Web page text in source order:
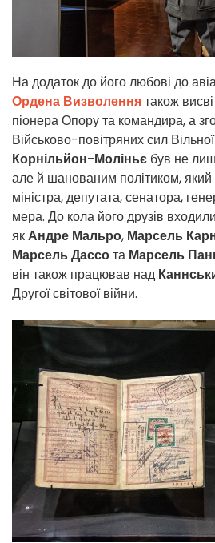
На додаток до його любові до
Ордена Визволеннятакож
піонера Опору та командира, а
Військово-повітряних сил
Корнільйон-Моліньє був не
але й шанованим політиком,
міністра, депутата, сенатора,
мера. До кола його друзів входили
якАндре Мальро, Марсель
Марсель Дассота Марсель
він також працював над
Другої світової війни.